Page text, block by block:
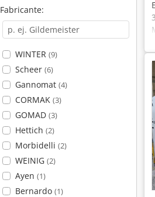
Fabricante:
WINTER (9)
Scheer (6)
Gannomat (4)
CORMAK (3)
GOMAD (3)
Hettich (2)
Morbidelli (2)
WEINIG (2)
Ayen (1)
Bernardo (1)